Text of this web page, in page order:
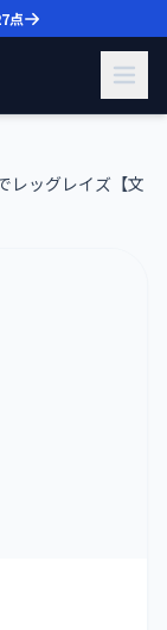
点
レッグレイズ【文